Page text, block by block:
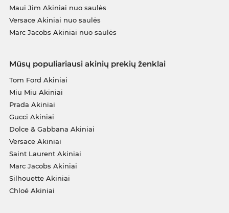
Maui Jim Akiniai nuo saulės
Versace Akiniai nuo saulės
Marc Jacobs Akiniai nuo saulės
Mūsų populiariausi akinių prekių ženklai
Tom Ford Akiniai
Miu Miu Akiniai
Prada Akiniai
Gucci Akiniai
Dolce & Gabbana Akiniai
Versace Akiniai
Saint Laurent Akiniai
Marc Jacobs Akiniai
Silhouette Akiniai
Chloé Akiniai